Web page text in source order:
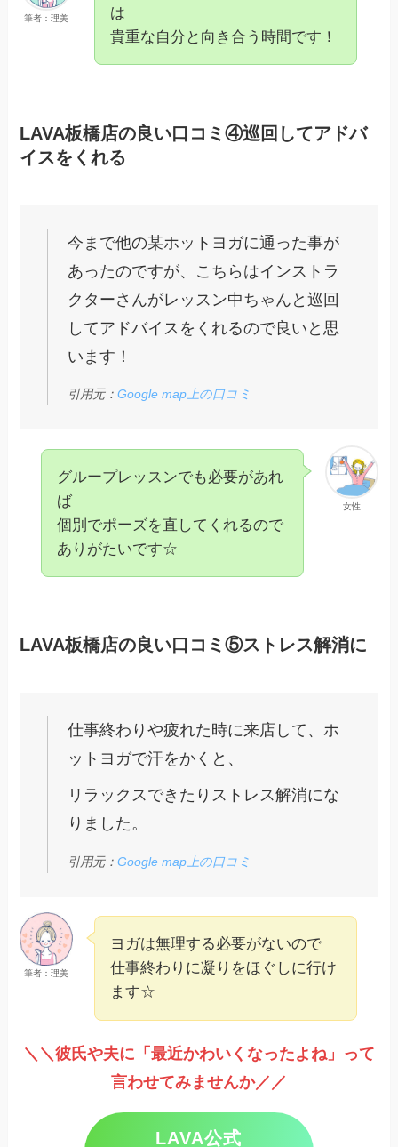
筆者：理美
は
貴重な自分と向き合う時間です！
LAVA板橋店の良い口コミ④巡回してアドバ
イスをくれる
今まで他の某ホットヨガに通った事が
あったのですが、こちらはインストラ
クターさんがレッスン中ちゃんと巡回
してアドバイスをくれるので良いと思
います！
引用元：Google map上の口コミ
女性
グループレッスンでも必要があれ
ば
個別でポーズを直してくれるので
ありがたいです☆
LAVA板橋店の良い口コミ⑤ストレス解消に
仕事終わりや疲れた時に来店して、ホ
ットヨガで汗をかくと、
リラックスできたりストレス解消にな
りました。
引用元：Google map上の口コミ
筆者：理美
ヨガは無理する必要がないので
仕事終わりに凝りをほぐしに行け
ます☆
＼＼彼氏や夫に「最近かわいくなったよね」って
言わせてみませんか／／
LAVA公式